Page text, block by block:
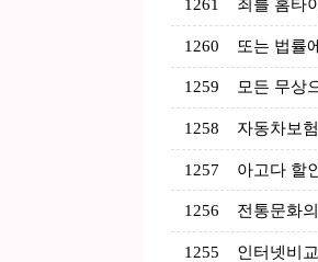
1261 죄를 홈타
1260 또는 법률
1259 모든 무상
1258 자동차보
1257 아고다 할
1256 전통문화
1255 인터넷비